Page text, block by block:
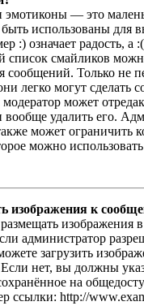
— это
использованы для
:) означает радость, а
список смайликов
сообщений. Только не
легко могут сделать
может
удалить его.
может ограничить
можно
изображения к
изображения
администратор
загрузить
нет, вы должны
на
ссылки: http://